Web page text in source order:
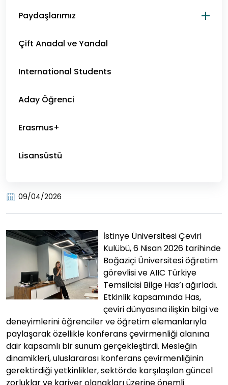
Paydaşlarımız
Çift Anadal ve Yandal
International Students
Aday Öğrenci
Erasmus+
Lisansüstü
09/04/2026
İstinye Üniversitesi Çeviri
Kulübü, 6 Nisan 2026 tarihinde
Boğaziçi Üniversitesi öğretim
görevlisi ve AIIC Türkiye
Temsilcisi Bilge Has’ı ağırladı.
Etkinlik kapsamında Has,
çeviri dünyasına ilişkin bilgi ve
deneyimlerini öğrenciler ve öğretim elemanlarıyla
paylaşarak özellikle konferans çevirmenliği alanına
dair kapsamlı bir sunum gerçekleştirdi. Mesleğin
dinamikleri, uluslararası konferans çevirmenliğinin
gerektirdiği yetkinlikler, sektörde karşılaşılan güncel